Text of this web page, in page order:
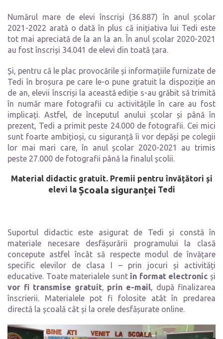
Numărul mare de elevi înscriși (36.887) în anul școlar
2021-2022 arată o dată în plus că inițiativa lui Tedi este
tot mai apreciată de la an la an. În anul școlar 2020-2021
au fost înscriși 34.041 de elevi din toată țara.
Și, pentru că le plac provocările și informațiile furnizate de
Tedi în broșura pe care le-o pune gratuit la dispoziție an
de an, elevii înscriși la această ediție s-au grăbit să trimită
în număr mare fotografii cu activitățile în care au fost
implicați. Astfel, de începutul anului școlar și până în
prezent, Tedi a primit peste 24.000 de fotografii. Cei mici
sunt foarte ambițioși, cu siguranță îi vor depăși pe colegii
lor mai mari care, în anul școlar 2020-2021 au trimis
peste 27.000 de fotografii până la finalul școlii.
Material didactic gratuit. Premii pentru învățători și
elevi la Școala siguranței Tedi
Suportul didactic este asigurat de Tedi și constă în
materiale necesare desfășurării programului la clasă
concepute astfel încât să respecte modul de învățare
specific elevilor de clasa I – prin jocuri și activități
educative. Toate materialele suntîn format electronic și
vor fi transmise gratuit, prin e-mail, după finalizarea
înscrierii. Materialele pot fi folosite atât în predarea
directă la școală cât și la orele desfășurate online.